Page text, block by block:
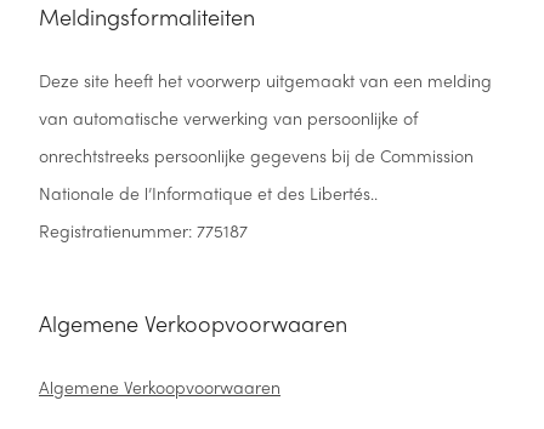
Meldingsformaliteiten
Deze site heeft het voorwerp uitgemaakt van een melding
van automatische verwerking van persoonlijke of
onrechtstreeks persoonlijke gegevens bij de Commission
Nationale de l’Informatique et des Libertés..
Registratienummer: 775187
Algemene Verkoopvoorwaaren
Algemene Verkoopvoorwaaren